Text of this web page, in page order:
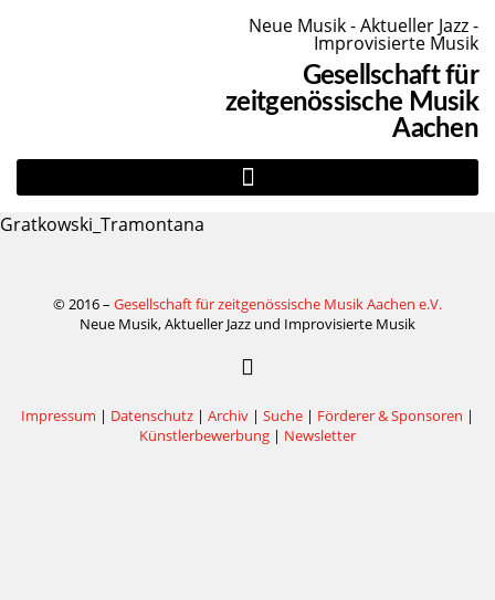
Neue Musik - Aktueller Jazz -
Improvisierte Musik
Gesellschaft für
zeitgenössische Musik
Aachen
Gratkowski_Tramontana
© 2016 – Gesellschaft für zeitgenössische Musik Aachen e.V.
Neue Musik, Aktueller Jazz und Improvisierte Musik
Impressum | Datenschutz | Archiv | Suche | Förderer & Sponsoren |
Künstlerbewerbung | Newsletter